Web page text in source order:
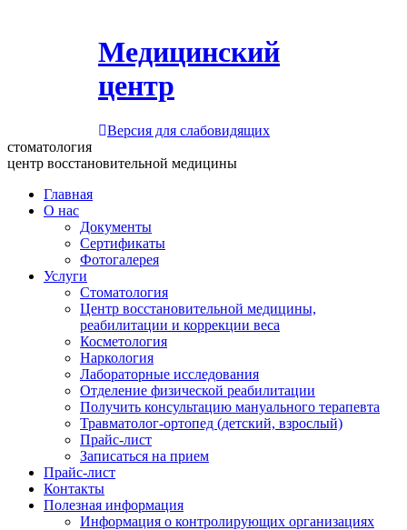
Медицинский
центр
Версия для слабовидящих
стоматология
центр восстановительной медицины
Главная
О нас
Документы
Сертификаты
Фотогалерея
Услуги
Стоматология
Центр восстановительной медицины,
реабилитации и коррекции веса
Косметология
Наркология
Лабораторные исследования
Отделение физической реабилитации
Получить консультацию мануального терапевта
Травматолог-ортопед (детский, взрослый)
Прайс-лист
Записаться на прием
Прайс-лист
Контакты
Полезная информация
Информация о контролирующих организациях